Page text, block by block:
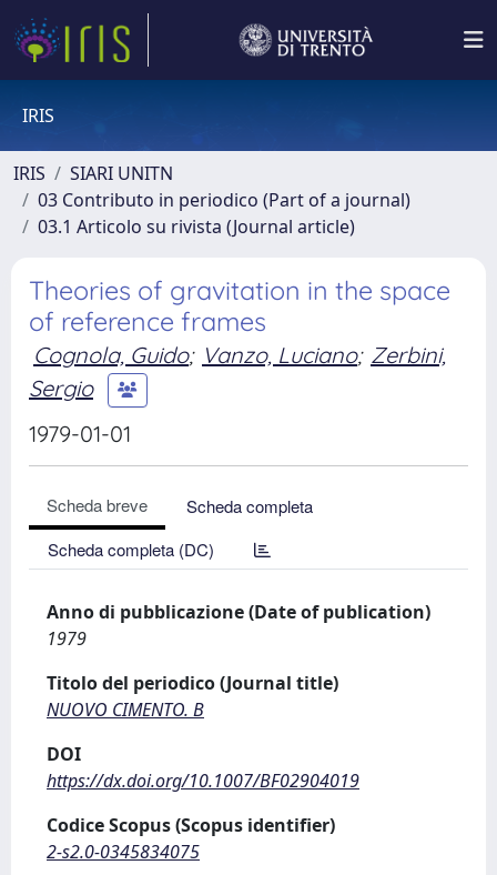
IRIS
IRIS
SIARI UNITN
03 Contributo in periodico (Part of a journal)
03.1 Articolo su rivista (Journal article)
Theories of gravitation in the space
of reference frames
Cognola, Guido; Vanzo, Luciano; Zerbini,
Sergio
1979-01-01
Scheda breve
Scheda completa
Scheda completa (DC)
Anno di pubblicazione (Date of publication)
1979
Titolo del periodico (Journal title)
NUOVO CIMENTO. B
DOI
https://dx.doi.org/10.1007/BF02904019
Codice Scopus (Scopus identifier)
2-s2.0-0345834075